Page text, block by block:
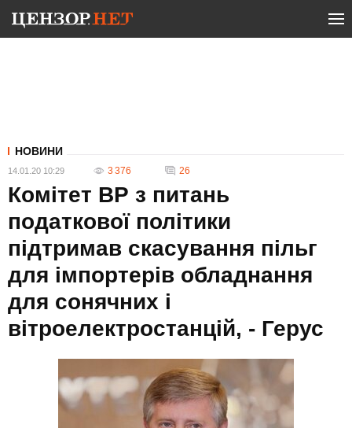
НОВИНИ
14.01.20 10:29 3 376 26
Комітет ВР з питань
податкової політики
підтримав скасування пільг
для імпортерів обладнання
для сонячних і
вітроелектростанцій, - Герус